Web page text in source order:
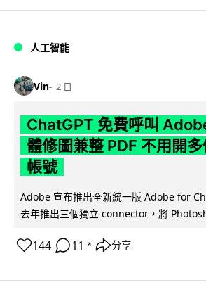
人工智能
Vin 2 日
ChatGPT 免費呼叫
體修圖兼整 PDF 不用開
帳號
Adobe 宣布推出全新統一版 Adobe for
去年推出三個獨立 connector，將
144 11 ↗ 分享